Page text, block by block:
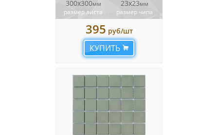
Россия
300x300мм
размер листа
23x23мм
размер чипа
395 руб/шт
КУПИТЬ